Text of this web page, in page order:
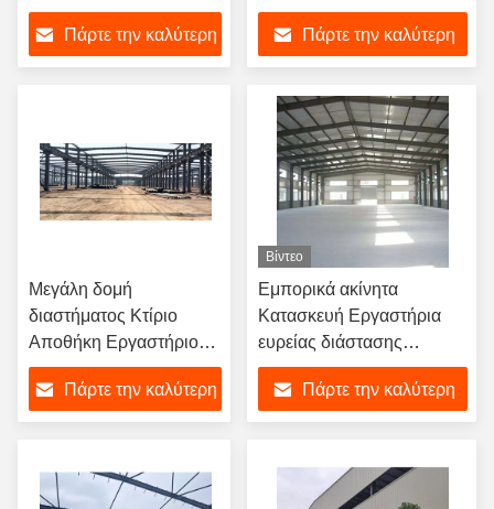
γυμναστήρια ή αθλητικές
αίθουσεςΠάρτε την καλύτερη
Βιομηχανικού Ατσάλινο
ΠλαίσιοΠάρτε την καλύτερη
Μεγάλη δομή
διαστήματος Κτίριο
Αποθήκη Εργαστήριο
Χάλυβα Πυροσβεστική
δομήΠάρτε την καλύτερη
Βίντεο
Εμπορικά ακίνητα
Κατασκευή Εργαστήρια
ευρείας διάστασης
Σιδηρουργική δομή
Πάρτε την καλύτερη